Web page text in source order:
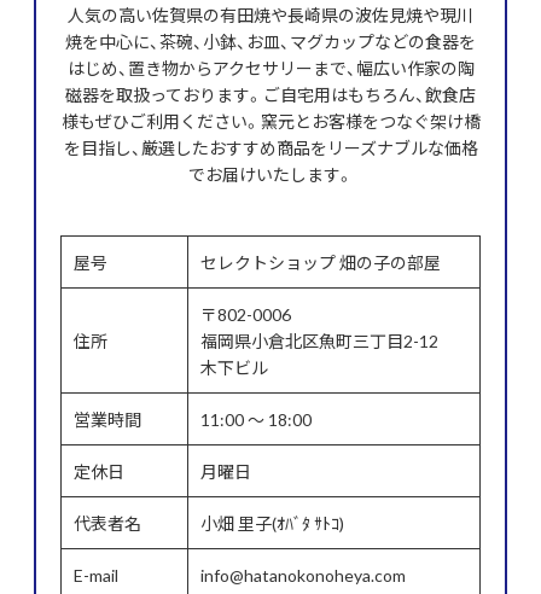
人気の高い佐賀県の有田焼や長崎県の波佐見焼や現川
焼を中心に、茶碗、小鉢、お皿、マグカップなどの食器を
はじめ、置き物からアクセサリーまで、幅広い作家の陶
磁器を取扱っております。ご自宅用はもちろん、飲食店
様もぜひご利用ください。窯元とお客様をつなぐ架け橋
を目指し、厳選したおすすめ商品をリーズナブルな価格
でお届けいたします。
屋号 セレクトショップ 畑の子の部屋
住所
〒802-0006
福岡県小倉北区魚町三丁目2-12
木下ビル
営業時間 11:00 ～ 18:00
定休日 月曜日
代表者名 小畑 里子(ｵﾊﾞﾀ ｻﾄｺ)
E-mail info@hatanokonoheya.com